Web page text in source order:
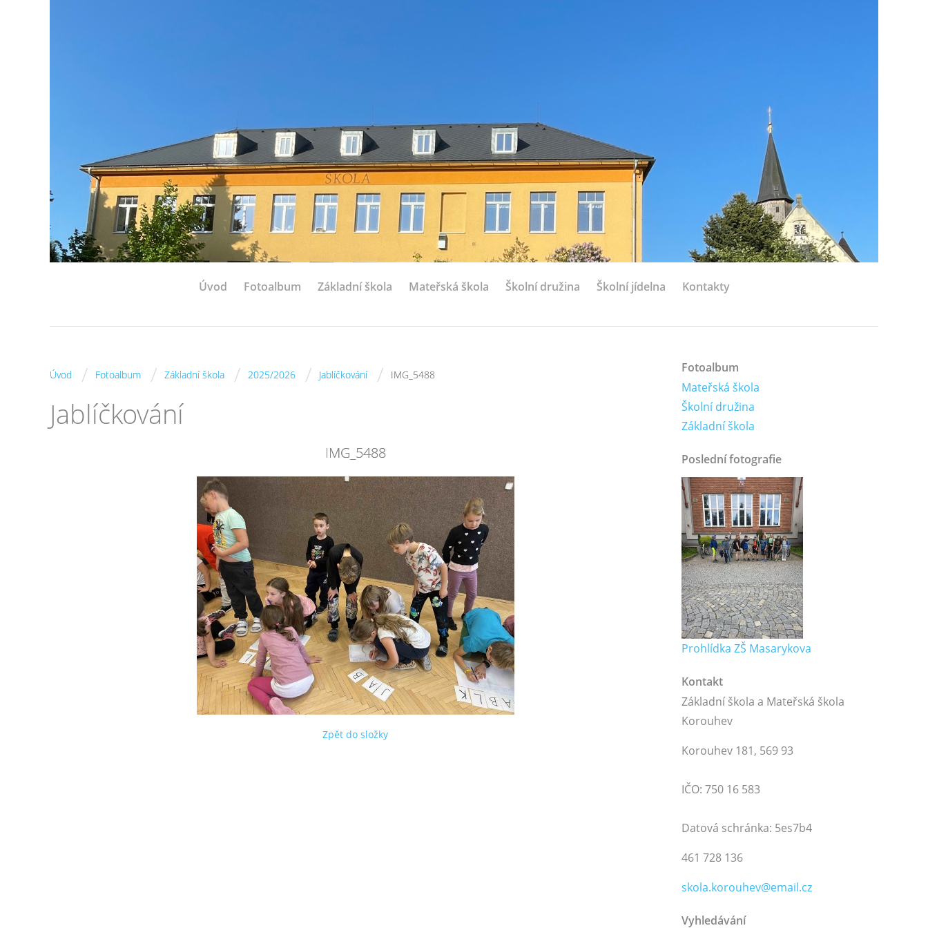
Úvod Fotoalbum Základní škola Mateřská škola Školní družina Školní jídelna Kontakty
Úvod / Fotoalbum / Základní škola / 2025/2026 / Jablíčkování / IMG_5488
Jablíčkování
IMG_5488
Zpět do složky
Fotoalbum
Mateřská škola
Školní družina
Základní škola
Poslední fotografie
Prohlídka ZŠ Masarykova
Kontakt
Základní škola a Mateřská škola
Korouhev
Korouhev 181, 569 93
IČO: 750 16 583
Datová schránka: 5es7b4
461 728 136
skola.korouhev@email.cz
Vyhledávání